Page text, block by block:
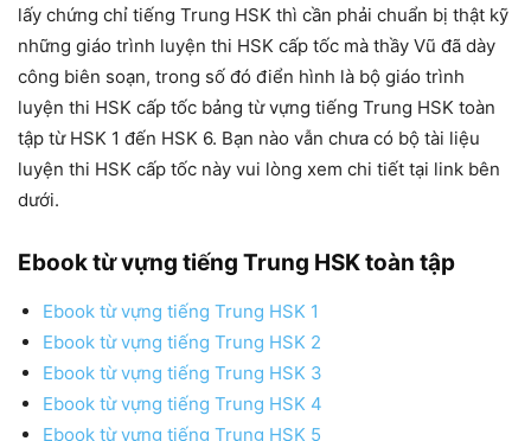
lấy chứng chỉ tiếng Trung HSK thì cần phải chuẩn bị thật kỹ
những giáo trình luyện thi HSK cấp tốc mà thầy Vũ đã dày
công biên soạn, trong số đó điển hình là bộ giáo trình
luyện thi HSK cấp tốc bảng từ vựng tiếng Trung HSK toàn
tập từ HSK 1 đến HSK 6. Bạn nào vẫn chưa có bộ tài liệu
luyện thi HSK cấp tốc này vui lòng xem chi tiết tại link bên
dưới.
Ebook từ vựng tiếng Trung HSK toàn tập
Ebook từ vựng tiếng Trung HSK 1
Ebook từ vựng tiếng Trung HSK 2
Ebook từ vựng tiếng Trung HSK 3
Ebook từ vựng tiếng Trung HSK 4
Ebook từ vựng tiếng Trung HSK 5